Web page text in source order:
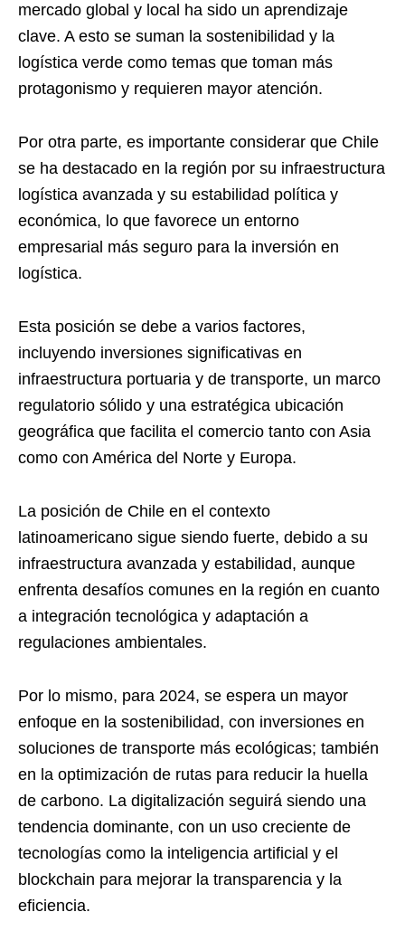
mercado global y local ha sido un aprendizaje
clave. A esto se suman la sostenibilidad y la
logística verde como temas que toman más
protagonismo y requieren mayor atención.
Por otra parte, es importante considerar que Chile
se ha destacado en la región por su infraestructura
logística avanzada y su estabilidad política y
económica, lo que favorece un entorno
empresarial más seguro para la inversión en
logística.
Esta posición se debe a varios factores,
incluyendo inversiones significativas en
infraestructura portuaria y de transporte, un marco
regulatorio sólido y una estratégica ubicación
geográfica que facilita el comercio tanto con Asia
como con América del Norte y Europa.
La posición de Chile en el contexto
latinoamericano sigue siendo fuerte, debido a su
infraestructura avanzada y estabilidad, aunque
enfrenta desafíos comunes en la región en cuanto
a integración tecnológica y adaptación a
regulaciones ambientales.
Por lo mismo, para 2024, se espera un mayor
enfoque en la sostenibilidad, con inversiones en
soluciones de transporte más ecológicas; también
en la optimización de rutas para reducir la huella
de carbono. La digitalización seguirá siendo una
tendencia dominante, con un uso creciente de
tecnologías como la inteligencia artificial y el
blockchain para mejorar la transparencia y la
eficiencia.